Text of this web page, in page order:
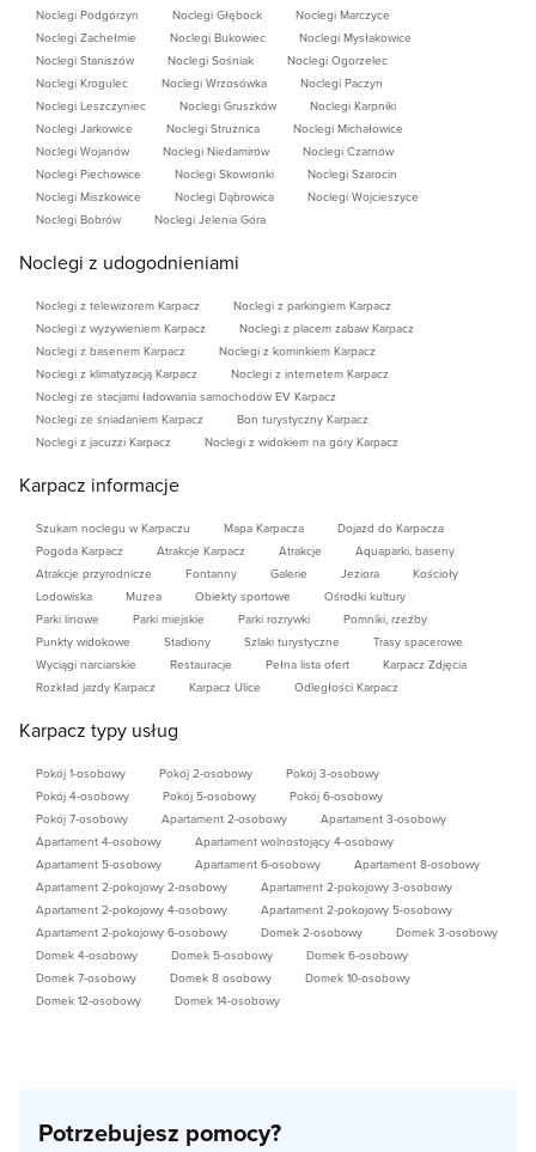
Noclegi Podgórzyn
Noclegi Głębock
Noclegi Marczyce
Noclegi Zachełmie
Noclegi Bukowiec
Noclegi Mysłakowice
Noclegi Staniszów
Noclegi Sośniak
Noclegi Ogorzelec
Noclegi Krogulec
Noclegi Wrzosówka
Noclegi Paczyn
Noclegi Leszczyniec
Noclegi Gruszków
Noclegi Karpniki
Noclegi Jarkowice
Noclegi Strużnica
Noclegi Michałowice
Noclegi Wojanów
Noclegi Niedamirów
Noclegi Czarnów
Noclegi Piechowice
Noclegi Skowronki
Noclegi Szarocin
Noclegi Miszkowice
Noclegi Dąbrowica
Noclegi Wojcieszyce
Noclegi Bobrów
Noclegi Jelenia Góra
Noclegi z udogodnieniami
Noclegi z telewizorem Karpacz
Noclegi z parkingiem Karpacz
Noclegi z wyżywieniem Karpacz
Noclegi z placem zabaw Karpacz
Noclegi z basenem Karpacz
Noclegi z kominkiem Karpacz
Noclegi z klimatyzacją Karpacz
Noclegi z internetem Karpacz
Noclegi ze stacjami ładowania samochodów EV Karpacz
Noclegi ze śniadaniem Karpacz
Bon turystyczny Karpacz
Noclegi z jacuzzi Karpacz
Noclegi z widokiem na góry Karpacz
Karpacz informacje
Szukam noclegu w Karpaczu Mapa Karpacza
Dojazd do Karpacza
Pogoda Karpacz
Atrakcje Karpacz Atrakcje
Aquaparki, baseny
Atrakcje przyrodnicze
Fontanny Galerie Jeziora
Kościoły
Lodowiska
Muzea Obiekty sportowe
Ośrodki kultury
Parki linowe
Parki miejskie Parki rozrywki
Pomniki, rzeźby
Punkty widokowe
Stadiony Szlaki turystyczne
Trasy spacerowe
Wyciągi narciarskie
Restauracje Pełna lista ofert
Karpacz Zdjęcia
Rozkład jazdy Karpacz
Karpacz Ulice Odległości Karpacz
Karpacz typy usług
Pokój 1-osobowy Pokój 2-osobowy
Pokój 3-osobowy
Pokój 4-osobowy
Pokój 5-osobowy
Pokój 6-osobowy
Pokój 7-osobowy
Apartament 2-osobowy
Apartament 3-osobowy
Apartament 4-osobowy
Apartament wolnostojący 4-osobowy
Apartament 5-osobowy
Apartament 6-osobowy
Apartament 8-osobowy
Apartament 2-pokojowy 2-osobowy
Apartament 2-pokojowy 3-osobowy
Apartament 2-pokojowy 4-osobowy
Apartament 2-pokojowy 5-osobowy
Apartament 2-pokojowy 6-osobowy
Domek 2-osobowy
Domek 3-osobowy
Domek 4-osobowy
Domek 5-osobowy
Domek 6-osobowy
Domek 7-osobowy
Domek 8 osobowy
Domek 10-osobowy
Domek 12-osobowy
Domek 14-osobowy
Potrzebujesz pomocy?